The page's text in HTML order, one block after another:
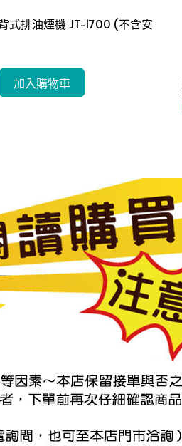
式排油煙機 JT-1700 (不含安
加入購物車